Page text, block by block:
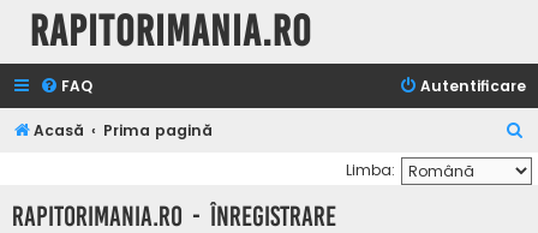
Rapitorimania.ro
FAQ Autentificare
Acasă Prima pagină
ă
u
Limba:
Rapitorimania.ro - Înregistrare